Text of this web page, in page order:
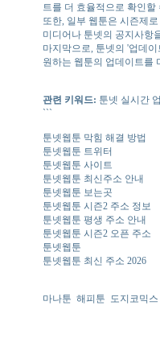
트를 더 효율적으로 확인할
또한, 일부 웹툰은 시즌제
미디어나 툰넷의 공지사항
마지막으로, 툰넷의 '업데
원하는 웹툰의 업데이트를
관련 키워드: 툰넷 실시간
```
툰넷웹툰 막힘 해결 방법
툰넷웹툰 트위터
툰넷웹툰 사이트
툰넷웹툰 최신주소 안내
툰넷웹툰 보는곳
툰넷웹툰 시즌2 주소 정보
툰넷웹툰 평생 주소 안내
툰넷웹툰 시즌2 오픈 주소
툰넷웹툰
툰넷웹툰 최신 주소 2026
마나툰 해피툰 도지코믹스